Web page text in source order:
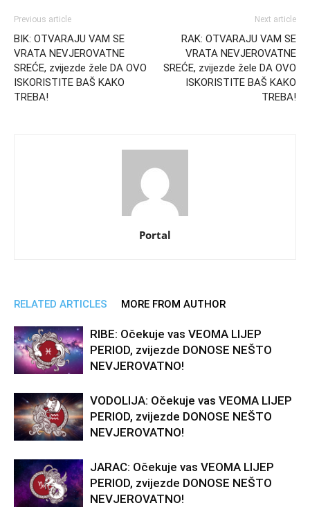
Previous article
BIK: OTVARAJU VAM SE
VRATA NEVJEROVATNE
SREĆE, zvijezde žele DA OVO
ISKORISTITE BAŠ KAKO
TREBA!
Next article
RAK: OTVARAJU VAM SE
VRATA NEVJEROVATNE
SREĆE, zvijezde žele DA OVO
ISKORISTITE BAŠ KAKO
TREBA!
Portal
RELATED ARTICLES MORE FROM AUTHOR
RIBE: Očekuje vas VEOMA LIJEP
PERIOD, zvijezde DONOSE NEŠTO
NEVJEROVATNO!
VODOLIJA: Očekuje vas VEOMA LIJEP
PERIOD, zvijezde DONOSE NEŠTO
NEVJEROVATNO!
JARAC: Očekuje vas VEOMA LIJEP
PERIOD, zvijezde DONOSE NEŠTO
NEVJEROVATNO!